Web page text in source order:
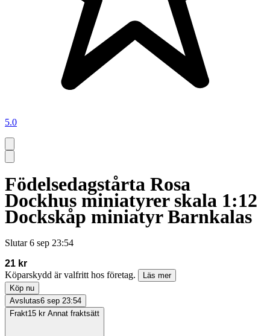
5.0
Födelsedagstårta Rosa
Dockhus miniatyrer skala 1:12
Dockskåp miniatyr Barnkalas
Slutar 6 sep 23:54
21 kr
Köparskydd är valfritt hos företag.
Läs mer
Köp nu
Avslutas6 sep 23:54
Frakt15 kr Annat fraktsätt